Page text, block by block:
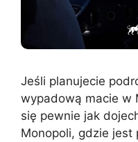
Jeśli planujecie
wypadową macie w
się pewnie jak
Monopoli, gdzie jest